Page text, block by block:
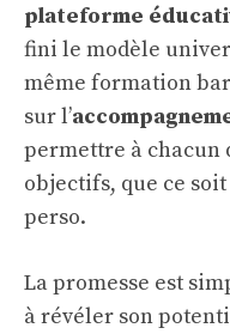
plateforme
fini le modèle
même formation
sur l’
permettre à chacun
objectifs, que ce
perso.
La promesse est
à révéler son